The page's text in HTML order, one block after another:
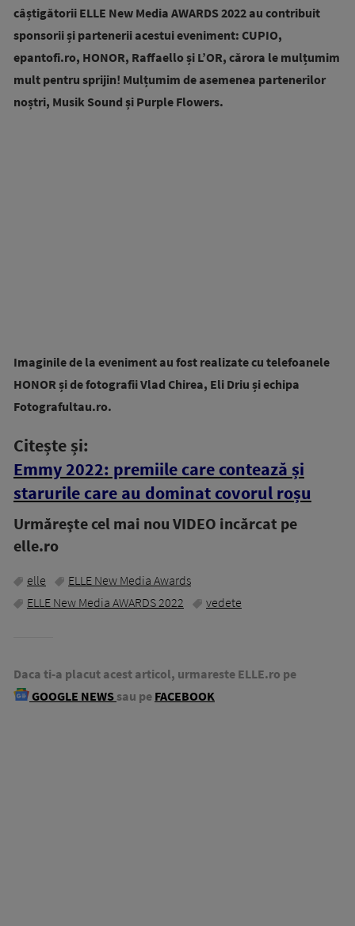
câștigătorii ELLE New Media AWARDS 2022 au contribuit
sponsorii și partenerii acestui eveniment: CUPIO,
epantofi.ro, HONOR, Raffaello și L’OR, cărora le mulțumim
mult pentru sprijin! Mulțumim de asemenea partenerilor
noștri, Musik Sound și Purple Flowers.
Imaginile de la eveniment au fost realizate cu telefoanele
HONOR și de fotografii Vlad Chirea, Eli Driu și echipa
Fotografultau.ro.
Citește și:
Emmy 2022: premiile care contează și
starurile care au dominat covorul roșu
Urmăreşte cel mai nou VIDEO incărcat pe
elle.ro
elle
ELLE New Media Awards
ELLE New Media AWARDS 2022
vedete
Daca ti-a placut acest articol, urmareste ELLE.ro pe
GOOGLE NEWS sau pe FACEBOOK